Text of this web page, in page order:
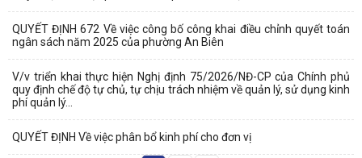
QUYẾT ĐỊNH 672 Về việc công bố công khai điều chỉnh quyết toán
ngân sách năm 2025 của phường An Biên
V/v triển khai thực hiện Nghị định 75/2026/NĐ-CP của Chính phủ
quy định chế độ tự chủ, tự chịu trách nhiệm về quản lý, sử dụng kinh
phí quản lý...
QUYẾT ĐỊNH Về việc phân bổ kinh phí cho đơn vị